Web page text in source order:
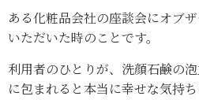
ある化粧品会社の座談会にオブ
いただいた時のことです。
利用者のひとりが、洗顔石鹸の
に包まれると本当に幸せな気持